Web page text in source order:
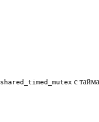
shared_timed_mutex с